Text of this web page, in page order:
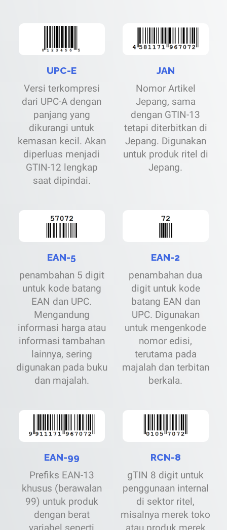
UPC-E
Versi terkompresi
dari UPC-A dengan
panjang yang
dikurangi untuk
kemasan kecil. Akan
diperluas menjadi
GTIN-12 lengkap
saat dipindai.
JAN
Nomor Artikel
Jepang, sama
dengan GTIN-13
tetapi diterbitkan di
Jepang. Digunakan
untuk produk ritel di
Jepang.
EAN-5
penambahan 5 digit
untuk kode batang
EAN dan UPC.
Mengandung
informasi harga atau
informasi tambahan
lainnya, sering
digunakan pada buku
dan majalah.
EAN-2
penambahan dua
digit untuk kode
batang EAN dan
UPC. Digunakan
untuk mengenkode
nomor edisi,
terutama pada
majalah dan terbitan
berkala.
EAN-99
Prefiks EAN-13
khusus (berawalan
99) untuk produk
dengan berat
RCN-8
gTIN 8 digit untuk
penggunaan internal
di sektor ritel,
misalnya merek toko